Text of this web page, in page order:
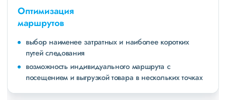
Оптимизация
маршрутов
выбор наименее затратных и наиболее коротких
путей следования
возможность индивидуального маршрута с
посещением и выгрузкой товара в нескольких точках